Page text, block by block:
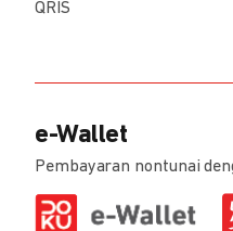
QRIS
e-Wallet
Pembayaran nontunai